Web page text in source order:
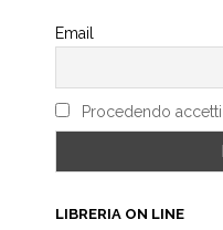
Email
Procedendo
LIBRERIA ON LINE